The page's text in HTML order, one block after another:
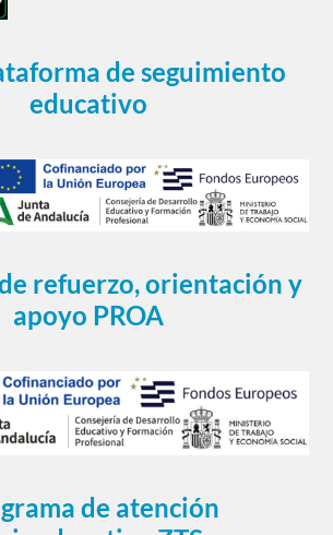
de seguimiento
educativo
refuerzo, orientación y
apoyo PROA
de atención